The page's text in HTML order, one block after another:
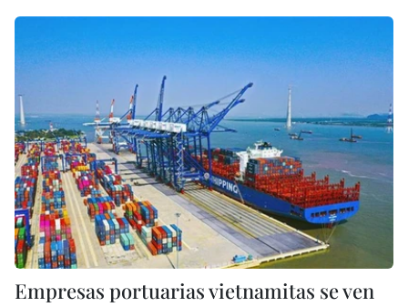
Empresas portuarias vietnamitas se ven